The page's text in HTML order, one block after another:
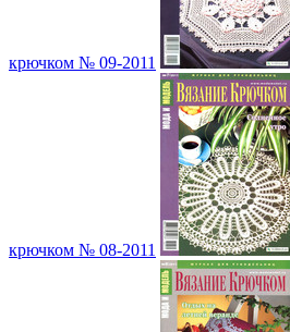
крючком № 09-2011
крючком № 08-2011